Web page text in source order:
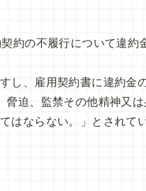
約の不履行について違
、雇用契約書に違約金
迫、監禁その他精神又
はならない。」とされて